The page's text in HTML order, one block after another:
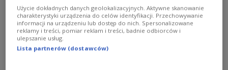
MUZYKA muzyka polska Rock
Katarzyna Fortuna
KULTURA
Użycie dokładnych danych geolokalizacyjnych. Aktywne skanowanie
charakterystyki urządzenia do celów identyfikacji. Przechowywanie
informacji na urządzeniu lub dostęp do nich. Spersonalizowane
reklamy i treści, pomiar reklam i treści, badnie odbiorców i
ulepszanie usług.
Lista partnerów (dostawców)